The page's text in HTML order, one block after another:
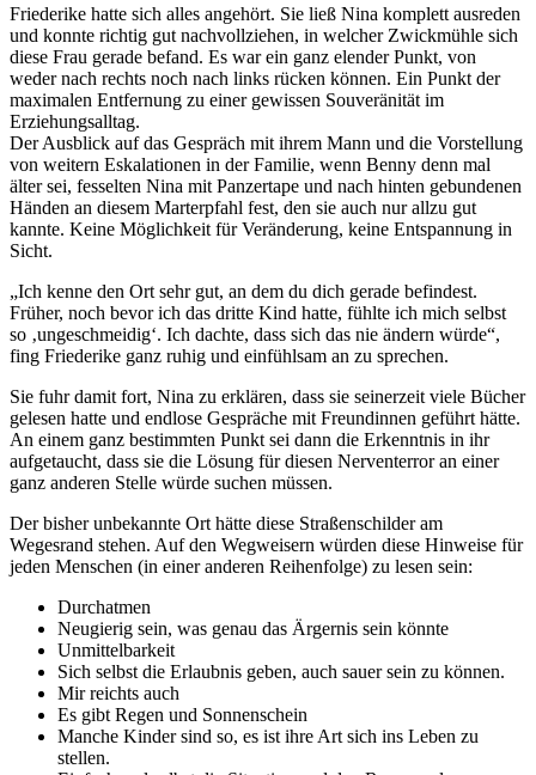
Friederike hatte sich alles angehört. Sie ließ Nina komplett ausreden
und konnte richtig gut nachvollziehen, in welcher Zwickmühle sich
diese Frau gerade befand. Es war ein ganz elender Punkt, von
weder nach rechts noch nach links rücken können. Ein Punkt der
maximalen Entfernung zu einer gewissen Souveränität im
Erziehungsalltag.
Der Ausblick auf das Gespräch mit ihrem Mann und die Vorstellung
von weitern Eskalationen in der Familie, wenn Benny denn mal
älter sei, fesselten Nina mit Panzertape und nach hinten gebundenen
Händen an diesem Marterpfahl fest, den sie auch nur allzu gut
kannte. Keine Möglichkeit für Veränderung, keine Entspannung in
Sicht.
„Ich kenne den Ort sehr gut, an dem du dich gerade befindest.
Früher, noch bevor ich das dritte Kind hatte, fühlte ich mich selbst
so ‚ungeschmeidig‘. Ich dachte, dass sich das nie ändern würde“,
fing Friederike ganz ruhig und einfühlsam an zu sprechen.
Sie fuhr damit fort, Nina zu erklären, dass sie seinerzeit viele Bücher
gelesen hatte und endlose Gespräche mit Freundinnen geführt hätte.
An einem ganz bestimmten Punkt sei dann die Erkenntnis in ihr
aufgetaucht, dass sie die Lösung für diesen Nerventerror an einer
ganz anderen Stelle würde suchen müssen.
Der bisher unbekannte Ort hätte diese Straßenschilder am
Wegesrand stehen. Auf den Wegweisern würden diese Hinweise für
jeden Menschen (in einer anderen Reihenfolge) zu lesen sein:
Durchatmen
Neugierig sein, was genau das Ärgernis sein könnte
Unmittelbarkeit
Sich selbst die Erlaubnis geben, auch sauer sein zu können.
Mir reichts auch
Es gibt Regen und Sonnenschein
Manche Kinder sind so, es ist ihre Art sich ins Leben zu
stellen.